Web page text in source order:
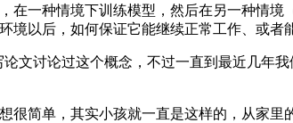
一种情境下训练模型，然后在另一种情
以后，如何保证它能继续正常工作、或者
讨论过这个概念，不过一直到最近几年
简单，其实小孩就一直是这样的，从家里